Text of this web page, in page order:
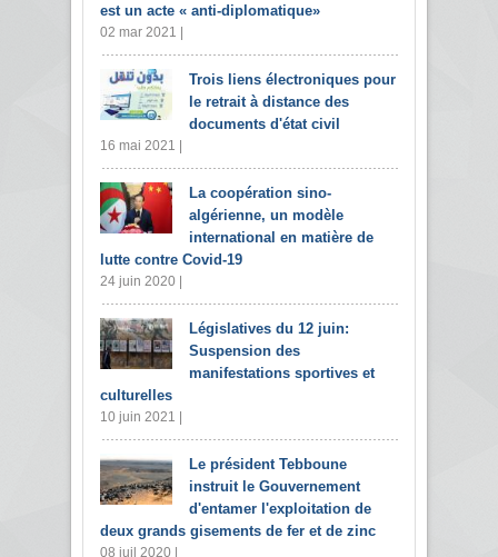
est un acte « anti-diplomatique»
02 mar 2021 |
Trois liens électroniques pour
le retrait à distance des
documents d'état civil
16 mai 2021 |
La coopération sino-
algérienne, un modèle
international en matière de
lutte contre Covid-19
24 juin 2020 |
Législatives du 12 juin:
Suspension des
manifestations sportives et
culturelles
10 juin 2021 |
Le président Tebboune
instruit le Gouvernement
d'entamer l'exploitation de
deux grands gisements de fer et de zinc
08 juil 2020 |